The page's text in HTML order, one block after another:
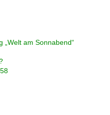
„Welt am Sonnabend“